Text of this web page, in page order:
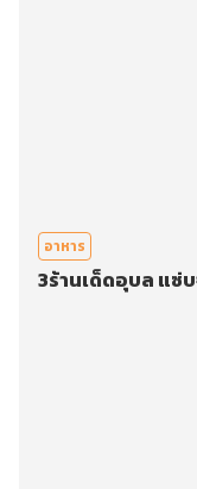
อาหาร
3ร้านเด็ดอุบล แซ่